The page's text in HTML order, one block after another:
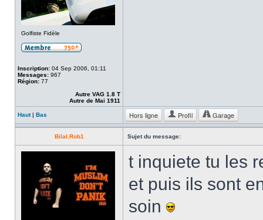
Golfiste Fidèle
Inscription: 04 Sep 2006, 01:11
Messages: 967
Région: 77
Autre VAG 1.8 T
Autre de Mai 1911
Haut| Bas Hors ligne Profil Garage
Bilal.Rob1 Sujet du message:
t inquiete tu les
et puis ils sont
soin